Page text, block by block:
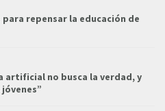
repensar la educación de
artificial no busca la verdad, y